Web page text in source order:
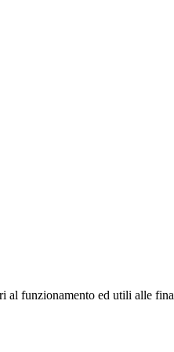
al funzionamento ed utili alle